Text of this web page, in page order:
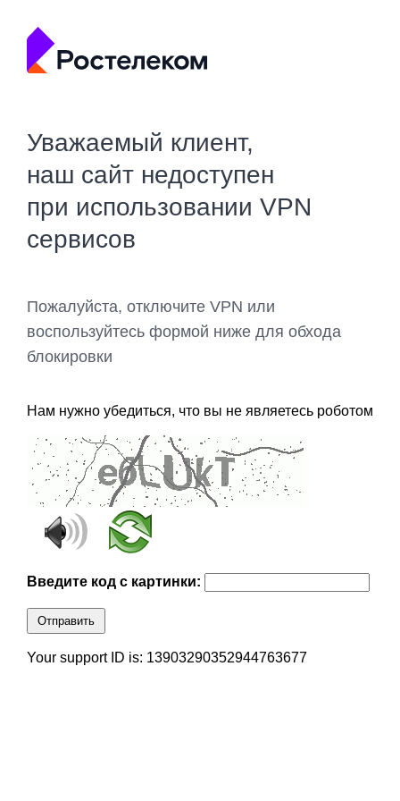
Уважаемый клиент,
наш сайт недоступен
при использовании VPN
сервисов
Пожалуйста, отключите VPN или
воспользуйтесь формой ниже для обхода
блокировки
Нам нужно убедиться, что вы не являетесь роботом
Введите код с картинки:
Отправить
Your support ID is: 13903290352944763677